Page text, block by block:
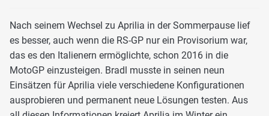
Nach seinem Wechsel zu Aprilia in der Sommerpause lief
es besser, auch wenn die RS-GP nur ein Provisorium war,
das es den Italienern ermöglichte, schon 2016 in die
MotoGP einzusteigen. Bradl musste in seinen neun
Einsätzen für Aprilia viele verschiedene Konfigurationen
ausprobieren und permanent neue Lösungen testen. Aus